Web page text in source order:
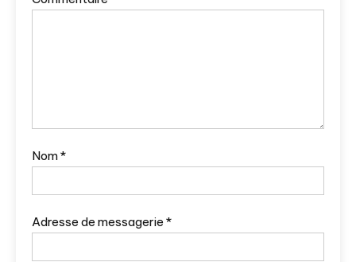
Nom*
Adresse de messagerie *